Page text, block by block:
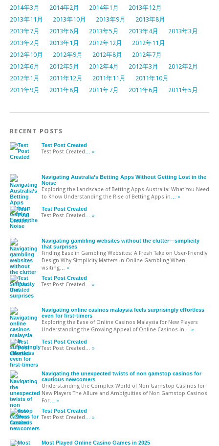
2014年3月
2014年2月 2014年1月
2013年12月
2013年11月
2013年10月 2013年9月
2013年8月
2013年7月
2013年6月 2013年5月 2013年4月
2013年3月
2013年2月
2013年1月 2012年12月
2012年11月
2012年10月
2012年9月 2012年8月
2012年7月
2012年6月
2012年5月 2012年4月 2012年3月
2012年2月
2012年1月
2011年12月 2011年11月
2011年10月
2011年9月
2011年8月 2011年7月 2011年6月 2011年5月
RECENT POSTS
Test Post Created
Test Post Created … »
Navigating Australia’s Betting Apps Without Getting Lost in the
Noise
Exploring the Landscape of Betting Apps Australia: What You Need
to Know Understanding the Rise of Betting Apps in … »
Test Post Created
Test Post Created … »
Navigating gambling websites without the clutter—simplicity
that surprises
Finding Ease in Gambling Websites: A Fresh Take on User-Friendly
Design Why Simplicity Matters in Online Gambling When
visiting … »
Test Post Created
Test Post Created … »
Navigating online casinos malaysia feels surprisingly effortless
even for first-timers
Exploring the Ease of Online Casinos Malaysia for New Players
Understanding the Growing Appeal of Online Casinos in … »
Test Post Created
Test Post Created … »
Navigating the unexpected twists of non gamstop casinos for
cautious newcomers
Understanding the Complex World of Non Gamstop Casinos for
New Players The Allure and Ambiguities of Non Gamstop Casinos
For … »
Test Post Created
Test Post Created … »
Most Played Online Casino Games in 2025